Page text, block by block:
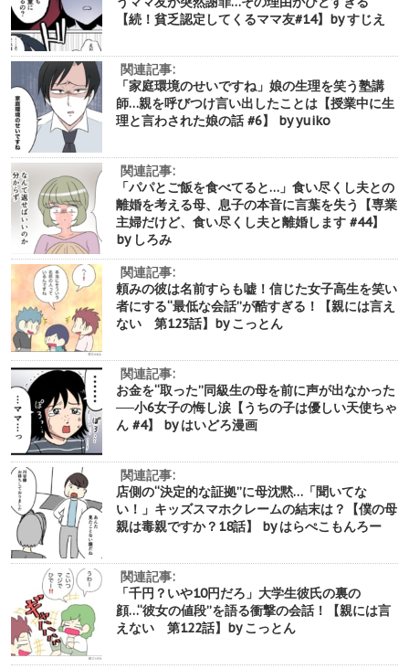
【続！貧乏認定してくるママ友#14】by すじえ
関連記事:
「家庭環境のせいですね」娘の生理を笑う塾講
師…親を呼びつけ言い出したことは【授業中に生
理と言わされた娘の話 #6】 by yuiko
関連記事:
「パパとご飯を食べてると…」食い尽くし夫との
離婚を考える母、息子の本音に言葉を失う【専業
主婦だけど、食い尽くし夫と離婚します #44】
by しろみ
関連記事:
頼みの彼は名前すらも嘘！信じた女子高生を笑い
者にする“最低な会話”が酷すぎる！【親には言え
ない 第123話】by こっとん
関連記事:
お金を“取った”同級生の母を前に声が出なかった
──小6女子の悔し涙【うちの子は優しい天使ちゃ
ん #4】 by はいどろ漫画
関連記事:
店側の“決定的な証拠”に母沈黙…「聞いてな
い！」キッズスマホクレームの結末は？【僕の母
親は毒親ですか？18話】 by はらぺこもんろー
関連記事:
「千円？いや10円だろ」大学生彼氏の裏の
顔…“彼女の値段”を語る衝撃の会話！【親には言
えない 第122話】by こっとん